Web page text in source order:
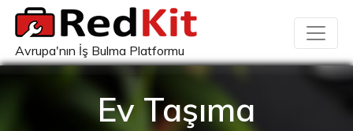
Avrupa'nın İş Bulma Platformu
Ev Taşıma